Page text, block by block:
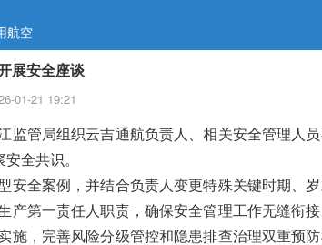
航空
展安全座谈
01-21 19:21
管局组织云吉通航负责人、相关安全管理人
全共识。
全案例，并结合负责人变更特殊关键时期、
第一责任人职责，确保安全管理工作无缝衔
，完善风险分级管控和隐患排查治理双重预